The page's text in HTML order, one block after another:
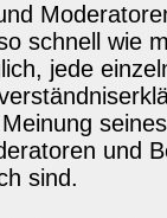
schnell wie
jede
und
sind.